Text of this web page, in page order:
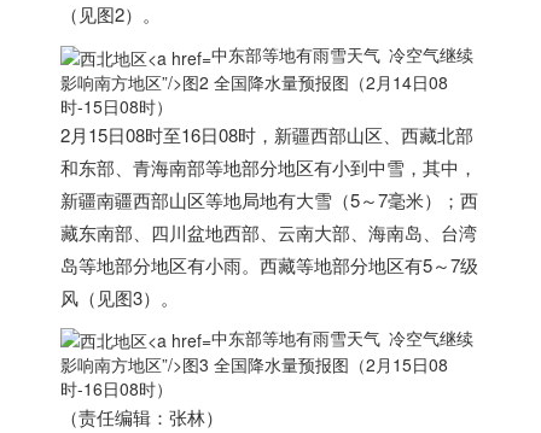
（见图2）。
中东部等地有雨雪天气 冷空气继续
影响南方地区”/>图2 全国降水量预报图（2月14日08
时-15日08时）
2月15日08时至16日08时，新疆西部山区、西藏北部
和东部、青海南部等地部分地区有小到中雪，其中，
新疆南疆西部山区等地局地有大雪（5～7毫米）；西
藏东南部、四川盆地西部、云南大部、海南岛、台湾
岛等地部分地区有小雨。西藏等地部分地区有5～7级
风（见图3）。
中东部等地有雨雪天气 冷空气继续
影响南方地区”/>图3 全国降水量预报图（2月15日08
时-16日08时）
（责任编辑：张林）